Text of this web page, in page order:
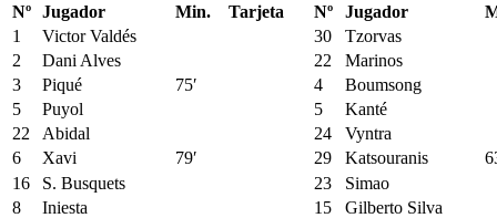
Nº Jugador Min. Tarjeta Nº Jugador
1
Victor Valdés 30
Tzorvas
2
Dani Alves 22
Marinos
3
Piqué 75′ 4
Boumsong
5
Puyol 5
Kanté
22
Abidal 24
Vyntra
6
Xavi 79′ 29 Katsouranis
16
S. Busquets 23
Simao
8
Iniesta 15
Gilberto Silva